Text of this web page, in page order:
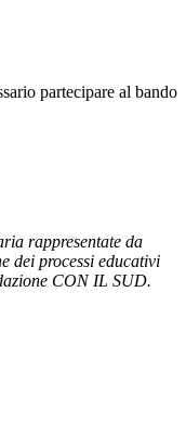
partecipare al bando
rappresentate da
dei processi educativi
CON IL SUD.